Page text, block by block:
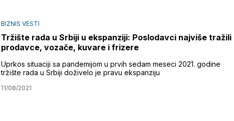
BIZNIS VESTI
Tržište rada u Srbiji u ekspanziji: Poslodavci najviše tražili
prodavce, vozače, kuvare i frizere
Uprkos situaciji sa pandemijom u prvih sedam meseci 2021. godine
tržište rada u Srbiji doživelo je pravu ekspanziju
11/08/2021